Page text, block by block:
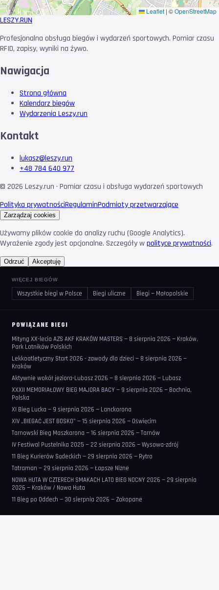
Leaflet | ©OpenStreetMap
LESZY.RUN
Profesjonalna obsługa biegów i wydarzeń sportowych. Pomiar czasu
RFID, zapisy, wyniki na żywo.
Nawigacja
Strona główna
Kalendarz biegów
Wydarzenia Leszy.run
Kontakt
lukasz@leszy.run
+48 784 640 977
© 2026 Leszy.run · Pomiar czasu i obsługa wydarzeń sportowych
Polityka prywatnościRegulaminPodmioty przetwarzające
Zarządzaj cookies
Używamy plików cookie do analizy ruchu (Google Analytics).
Wyrażenie zgody jest opcjonalne. Szczegóły wpolityce prywatności.
Odrzuć Akceptuję
WIĘCEJ BIEGÓW
Wszystkie biegi w Polsce Biegi uliczne Biegi — Małopolskie
POWIĄZANE BIEGI
Mityng XX-lecia AZS AKF KRAKÓW MASTERS — 8 sierpnia 2026 — Kraków,
Park Lotników Polskich
Lekkoatletyczny Start 2026 - zawody dla dzieci — 8 sierpnia 2026 —
Kraków
Aktywnie wokół jeziora-Lubasz 2026 — 8 sierpnia 2026 — Lubasz
XXXII MEMORIAŁOWY BIEG MAJORA BACY — 9 sierpnia 2026 — Bochnia,
Polska
XI Bieg Lucka — 9 sierpnia 2026 — Lanckorona
XIV „BIEGAĆ JEST BOSKO” — 15 sierpnia 2026 — Oświęcim
Tarnowski Bieg Maszkarona — 16 sierpnia 2026 — Tarnów
IV Festiwal Pustelnika 2025 — 22 sierpnia 2026 — Wysowa-zdrój
11 Bieg Kurierów Sądeckich — 29 sierpnia 2026 — Rytro
Tatraman — 29 sierpnia 2026 — Łapsze Niżne
NOWA HUTA W CZTERECH SMAKACH LATO BIEG NOCNY 2026 — 29 sierpnia
2026 — Kraków / Nowa Huta
11 Bieg po Oddech — 30 sierpnia 2026 — Zakopane